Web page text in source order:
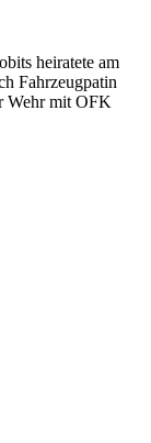
heiratete am
Fahrzeugpatin
Wehr mit OFK